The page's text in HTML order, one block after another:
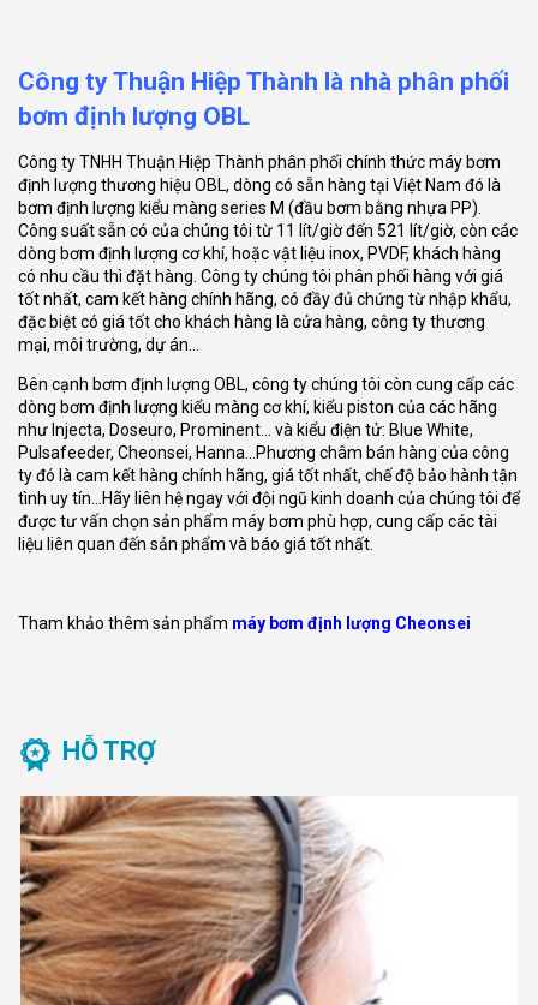
Công ty Thuận Hiệp Thành là nhà phân phối
bơm định lượng OBL
Công ty TNHH Thuận Hiệp Thành phân phối chính thức máy bơm
định lượng thương hiệu OBL, dòng có sẵn hàng tại Việt Nam đó là
bơm định lượng kiểu màng series M (đầu bơm bằng nhựa PP).
Công suất sẵn có của chúng tôi từ 11 lít/giờ đến 521 lít/giờ, còn các
dòng bơm định lượng cơ khí, hoặc vật liệu inox, PVDF, khách hàng
có nhu cầu thì đặt hàng. Công ty chúng tôi phân phối hàng với giá
tốt nhất, cam kết hàng chính hãng, có đầy đủ chứng từ nhập khẩu,
đặc biệt có giá tốt cho khách hàng là cửa hàng, công ty thương
mại, môi trường, dự án…
Bên cạnh bơm định lượng OBL, công ty chúng tôi còn cung cấp các
dòng bơm định lượng kiểu màng cơ khí, kiểu piston của các hãng
như Injecta, Doseuro, Prominent… và kiểu điện tử: Blue White,
Pulsafeeder, Cheonsei, Hanna…Phương châm bán hàng của công
ty đó là cam kết hàng chính hãng, giá tốt nhất, chế độ bảo hành tận
tình uy tín…Hãy liên hệ ngay với đội ngũ kinh doanh của chúng tôi để
được tư vấn chọn sản phẩm máy bơm phù hợp, cung cấp các tài
liệu liên quan đến sản phẩm và báo giá tốt nhất.
Tham khảo thêm sản phẩm máy bơm định lượng Cheonsei
HỖ TRỢ